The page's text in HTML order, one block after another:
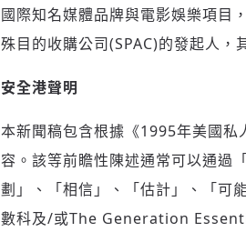
國際知名媒體品牌與電影娛樂項目
殊目的收購公司(SPAC)的發起人，
安全港聲明
本新聞稿包含根據《1995年美國私
容。該等前瞻性陳述通常可以通過
劃」、「相信」、「估計」、「可
數科及/或The Generation